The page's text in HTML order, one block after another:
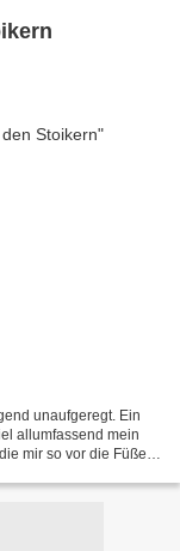
unaufgeregt. Ein
allumfassend mein
mir so vor die Füße